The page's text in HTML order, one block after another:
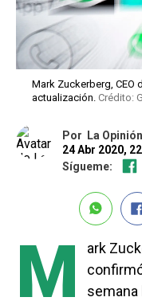
Mark Zuckerberg, CEO
actualización. Crédito:
Por
La Opinión
24 Abr 2020,
Sígueme:
M
ark
semana